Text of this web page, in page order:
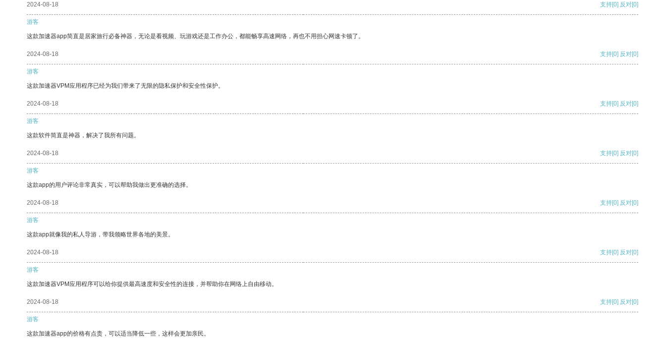
2024-08-18 支持[0] 反对[0]
游客
这款加速器app简直是居家旅行必备神器，无论是看视频、玩游戏还是工作办公，都能畅享高速网络，再也不用担心网速卡顿了。
2024-08-18 支持[0] 反对[0]
游客
这款加速器VPM应用程序已经为我们带来了无限的隐私保护和安全性保护。
2024-08-18 支持[0] 反对[0]
游客
这款软件简直是神器，解决了我所有问题。
2024-08-18 支持[0] 反对[0]
游客
这款app的用户评论非常真实，可以帮助我做出更准确的选择。
2024-08-18 支持[0] 反对[0]
游客
这款app就像我的私人导游，带我领略世界各地的美景。
2024-08-18 支持[0] 反对[0]
游客
这款加速器VPM应用程序可以给你提供最高速度和安全性的连接，并帮助你在网络上自由移动。
2024-08-18 支持[0] 反对[0]
游客
这款加速器app的价格有点贵，可以适当降低一些，这样会更加亲民。